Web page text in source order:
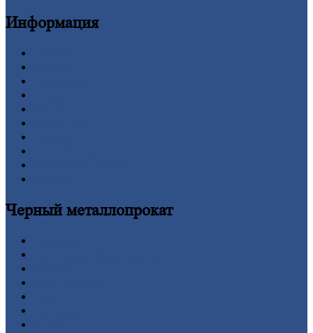
Информация
Черныйметаллопрокат